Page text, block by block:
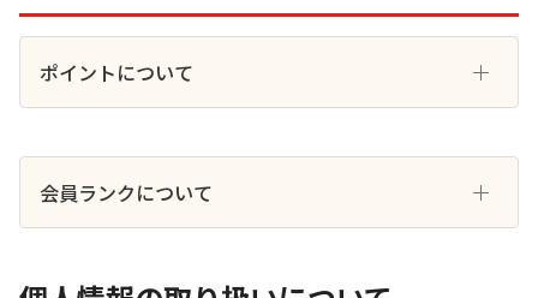
ポイントについて
会員ランクについて